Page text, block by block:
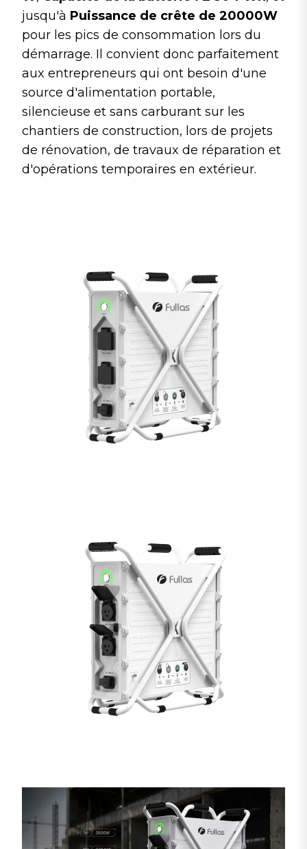
jusqu'à Puissance de crête de 20000W
pour les pics de consommation lors du
démarrage. Il convient donc parfaitement
aux entrepreneurs qui ont besoin d'une
source d'alimentation portable,
silencieuse et sans carburant sur les
chantiers de construction, lors de projets
de rénovation, de travaux de réparation et
d'opérations temporaires en extérieur.